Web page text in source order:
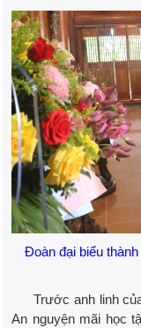
Đoàn đại biểu
Trước anh linh của
An nguyện mãi học